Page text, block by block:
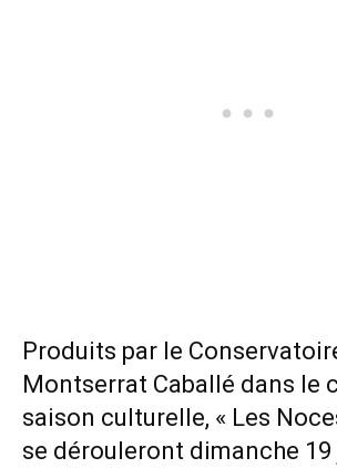
Produits par le
Montserrat Caballé dans le
saison culturelle, « Les
se dérouleront dimanche 19